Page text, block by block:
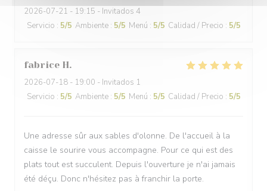
2026-07-21 - 19:15 - Invitados 4
Servicio : 5/5 Ambiente : 5/5 Menú : 5/5 Calidad / Precio : 5/5
fabrice H
2026-07-18 - 19:00 - Invitados 1
Servicio : 5/5 Ambiente : 5/5 Menú : 5/5 Calidad / Precio : 5/5
Une adresse sûr aux sables d'olonne. De l'accueil à la
caisse le sourire vous accompagne. Pour ce qui est des
plats tout est succulent. Depuis l'ouverture je n'ai jamais
été déçu. Donc n'hésitez pas à franchir la porte.